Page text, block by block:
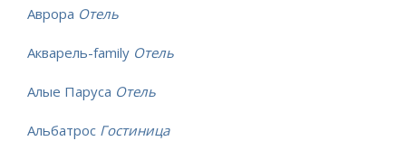
Аврора Отель
Акварель-family Отель
Алые Паруса Отель
Альбатрос Гостиница